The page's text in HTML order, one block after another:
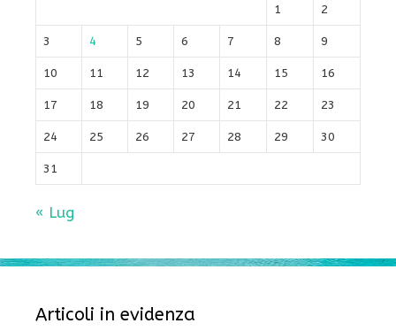
1 2
3 4 5 6 7 8 9
10 11 12 13 14 15 16
17 18 19 20 21 22 23
24 25 26 27 28 29 30
31
« Lug
Articoli in evidenza